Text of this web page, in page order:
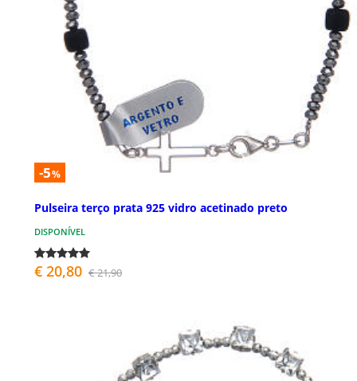
-5%
Pulseira terço prata 925 vidro acetinado preto
DISPONÍVEL
€ 20,80 € 21,90